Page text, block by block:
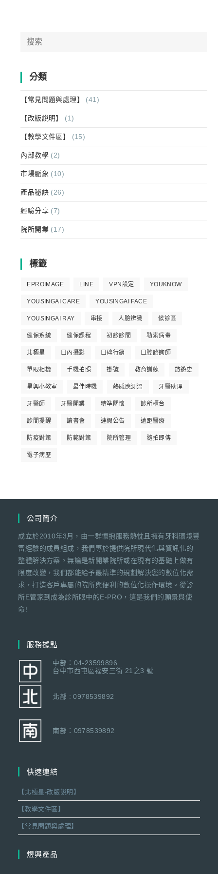
Search
分類
【常見問題與處理】 (41)
【改版說明】 (1)
【教學文件區】 (15)
內部教學 (2)
市場脈象 (10)
產品秘訣 (26)
經驗分享 (7)
院所開業 (17)
標籤
EPROIMAGE LINE VPN設定 YOUKNOW
YOUSINGAI CARE YOUSINGAI FACE
YOUSINGAI RAY 串接 人臉辨識 候診區
健保系統 健保課程 初診診間 勒索病毒
北極星 口內攝影 口碑行銷 口腔諮詢師
單眼相機 手機拍照 掛號 教育訓練 旅遊史
星興小教室 最佳時機 熱感應測溫 牙醫助理
牙醫師 牙醫開業 精準關懷 診所櫃台
診間提醒 讀書會 連假公告 遠距醫療
防疫對策 防範對策 院所管理 隨拍即傳
電子病歷
公司簡介
成立於2010年3月，由一群懷抱服務熱忱且擁有牙科環境豐
富經驗的成員組成，我們專於提供院所現代化與資訊化的
整體解決方案。無論是新開業院所或在現有的基礎上做有
限度改變，我們都能給予最精準的規劃解決您的數位化需
求，打造客戶專屬的院所與便利的數位化操作環境。從診
所E管家到成為診所眼中的E-PRO，這是我們的願景與使
命!
服務據點
中部：04-23599896
台中市西屯區福安三街 21之3 號
北部 : 0978539892
南部：0978539892
快速連結
【北極星-改版說明】
【教學文件區】
【常見問題與處理】
煜興產品